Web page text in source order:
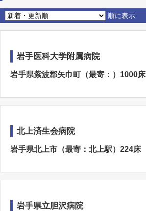
順に表示
岩手医科大学附属病院
岩手県紫波郡矢巾町（最寄：）1000床
北上済生会病院
岩手県北上市（最寄：北上駅）224床
岩手県立胆沢病院